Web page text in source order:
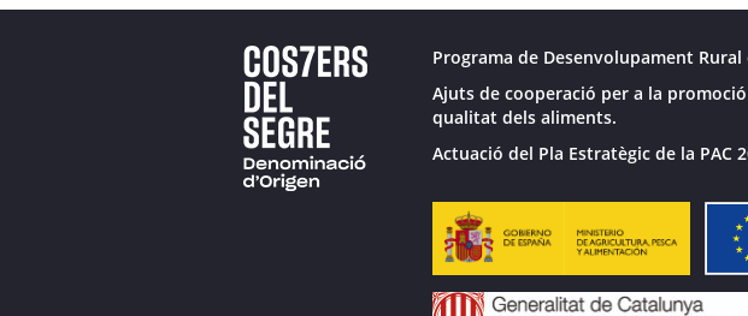
Programa de Desenvolupament Rural
Ajuts de cooperació per a la
qualitat dels aliments.
Actuació del Pla Estratègic de la PAC